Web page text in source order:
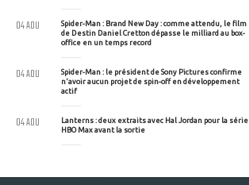
Spider-Man : Brand New Day : comme attendu, le film
de Destin Daniel Cretton dépasse le milliard au box-
office en un temps record
04 AOU
Spider-Man : le président de Sony Pictures confirme
n'avoir aucun projet de spin-off en développement
actif
04 AOU
Lanterns : deux extraits avec Hal Jordan pour la série
HBO Max avant la sortie
04 AOU